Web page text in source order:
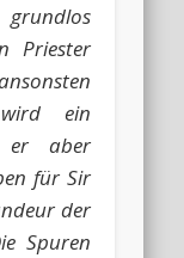
grundlos
Priester
ein
er aber
für Sir
der
Spuren